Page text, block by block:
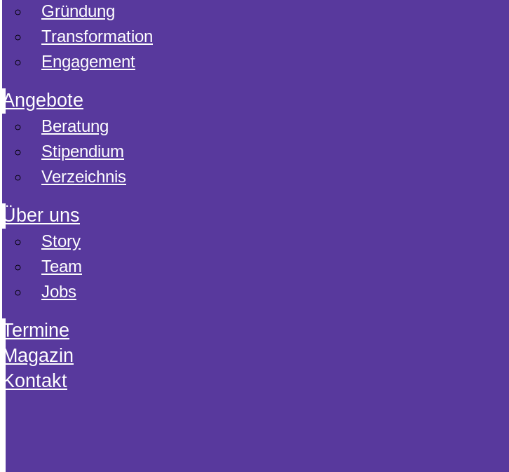
Gründung
Transformation
Engagement
Angebote
Beratung
Stipendium
Verzeichnis
Über uns
Story
Team
Jobs
Termine
Magazin
Kontakt